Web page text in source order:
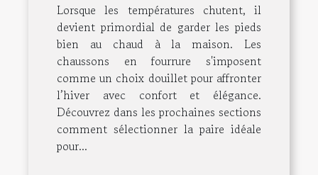
Lorsque les températures chutent, il
devient primordial de garder les pieds
bien au chaud à la maison. Les
chaussons en fourrure s'imposent
comme un choix douillet pour affronter
l’hiver avec confort et élégance.
Découvrez dans les prochaines sections
comment sélectionner la paire idéale
pour...